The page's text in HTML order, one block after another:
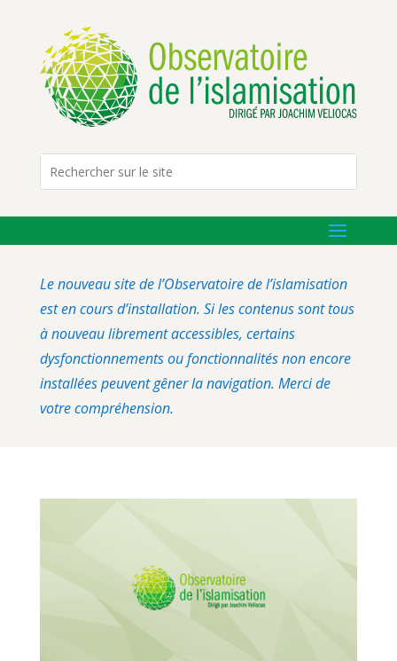
Le nouveau site de l’Observatoire de l’islamisation
est en cours d’installation. Si les contenus sont tous
à nouveau librement accessibles, certains
dysfonctionnements ou fonctionnalités non encore
installées peuvent gêner la navigation. Merci de
votre compréhension.